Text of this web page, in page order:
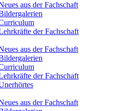
aus der Fachschaft
der Fachschaft
aus der Fachschaft
der Fachschaft
aus der Fachschaft